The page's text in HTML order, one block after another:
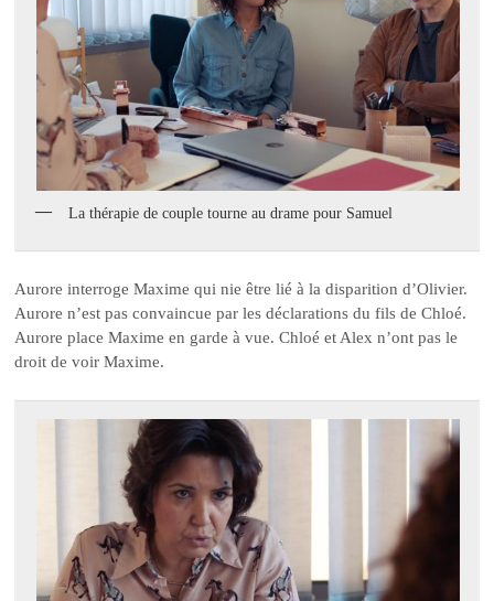
La thérapie de couple tourne au drame pour Samuel
Aurore interroge Maxime qui nie être lié à la disparition d’Olivier.
Aurore n’est pas convaincue par les déclarations du fils de Chloé.
Aurore place Maxime en garde à vue. Chloé et Alex n’ont pas le
droit de voir Maxime.